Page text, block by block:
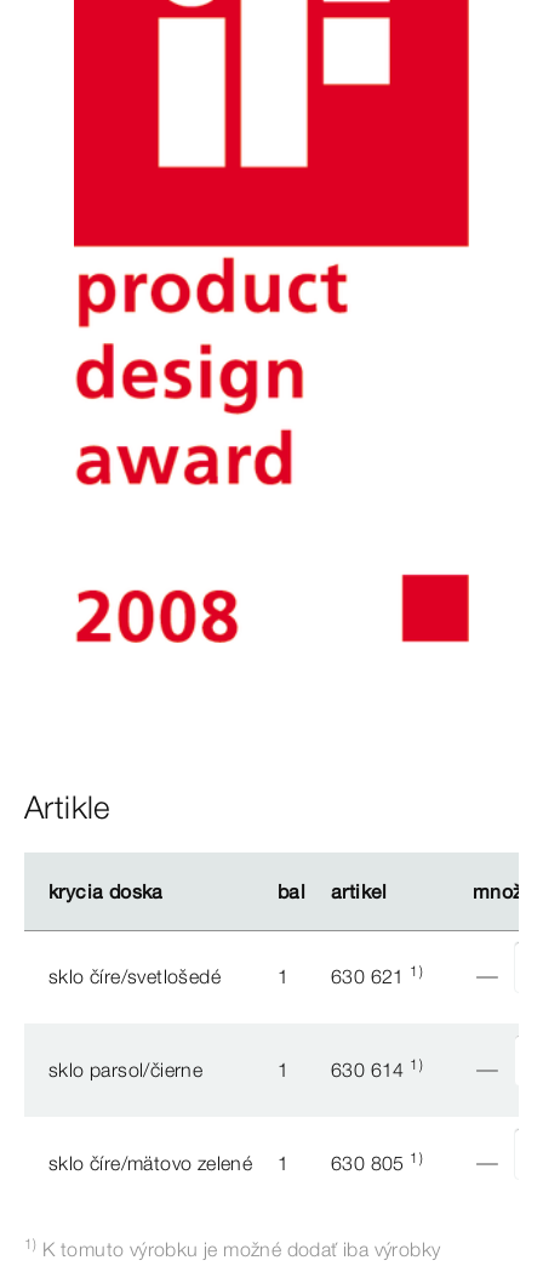
Artikle
krycia doska bal artikel
krycia doska bal artikel
sklo číre/svetlošedé 1 630 621 1)
sklo parsol/čierne 1 630 614 1)
sklo číre/mätovo zelené 1 630 805 1)
1) K tomuto výrobku je možné dodať iba výrobky